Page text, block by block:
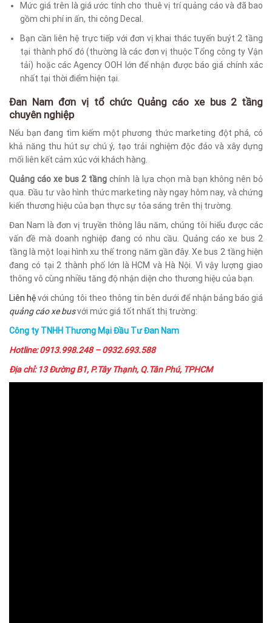
Mức giá trên là giá ước tính cho thuê vị trí quảng cáo và đã bao
gồm chi phí in ấn, thi công Decal.
Bạn cần liên hệ trực tiếp với đơn vị khai thác tuyến buýt 2 tầng
tại thành phố đó (thường là các đơn vị thuộc Tổng công ty Vận
tải) hoặc các Agency OOH lớn để nhận được báo giá chính xác
nhất tại thời điểm hiện tại.
Đan Nam đơn vị tổ chức Quảng cáo xe bus 2 tầng
chuyên nghiệp
Nếu bạn đang tìm kiếm một phương thức marketing đột phá, có
khả năng thu hút sự chú ý, tạo trải nghiệm độc đáo và xây dựng
mối liên kết cảm xúc với khách hàng.
Quảng cáo xe bus 2 tầng chính là lựa chọn mà bạn không nên bỏ
qua. Đầu tư vào hình thức marketing này ngay hôm nay, và chứng
kiến thương hiệu của bạn thực sự tỏa sáng trên thị trường.
Đan Nam là đơn vị truyền thông lâu năm, chúng tôi hiểu được các
vấn đề mà doanh nghiệp đang có nhu cầu. Quảng cáo xe bus 2
tầng là một loại hình xu thế trong năm gần đây. Xe bus 2 tầng hiện
đang có tại 2 thành phố lớn là HCM và Hà Nội. Vì vậy lượng giao
thông vô cùng nhiều tăng độ nhận diện cho thương hiệu của bạn.
Liên hệvới chúng tôi theo thông tin bên dưới để nhận bảng báo giá
quảng cáo xe busvới mức giá tốt nhất thị trường:
Công ty TNHH Thương Mại Đầu Tư Đan Nam
Hotline: 0913.998.248 – 0932.693.588
Địa chỉ: 13 Đường B1, P.Tây Thạnh, Q.Tân Phú, TPHCM